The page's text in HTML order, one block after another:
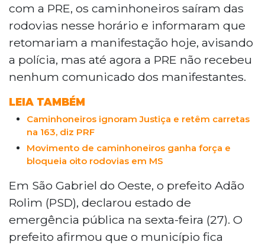
com a PRE, os caminhoneiros saíram das
rodovias nesse horário e informaram que
retomariam a manifestação hoje, avisando
a polícia, mas até agora a PRE não recebeu
nenhum comunicado dos manifestantes.
LEIA TAMBÉM
Caminhoneiros ignoram Justiça e retêm carretas
na 163, diz PRF
Movimento de caminhoneiros ganha força e
bloqueia oito rodovias em MS
Em São Gabriel do Oeste, o prefeito Adão
Rolim (PSD), declarou estado de
emergência pública na sexta-feira (27). O
prefeito afirmou que o município fica